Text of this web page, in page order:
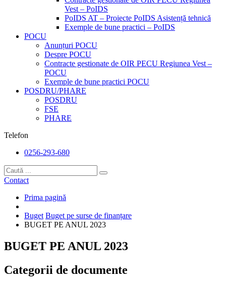
Vest – PoIDS
PoIDS AT – Proiecte PoIDS Asistență tehnică
Exemple de bune practici – PoIDS
POCU
Anunțuri POCU
Despre POCU
Contracte gestionate de OIR PECU Regiunea Vest –
POCU
Exemple de bune practici POCU
POSDRU/PHARE
POSDRU
FSE
PHARE
Telefon
0256-293-680
Contact
Prima pagină
Buget Buget pe surse de finanțare
BUGET PE ANUL 2023
BUGET PE ANUL 2023
Categorii de documente